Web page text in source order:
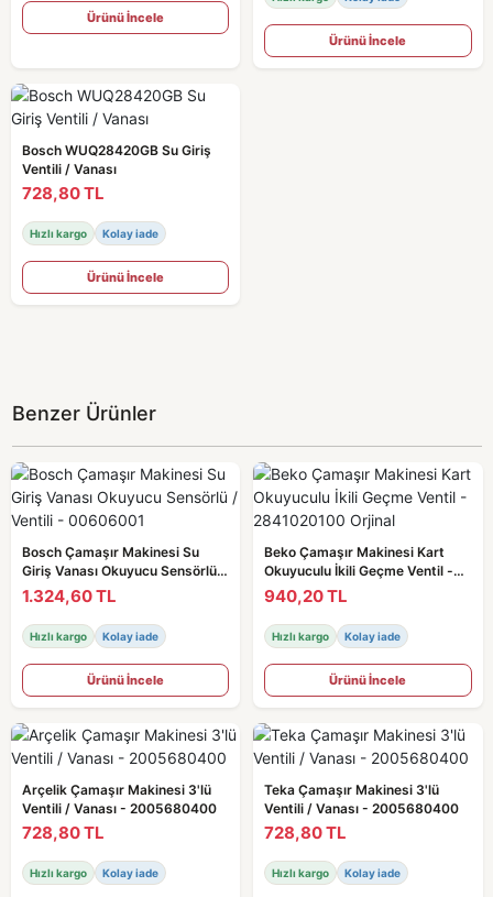
Ürünü İncele
Ürünü İncele
Bosch WUQ28420GB Su Giriş
Ventili / Vanası
728,80 TL
Hızlı kargo Kolay iade
Ürünü İncele
Benzer Ürünler
Bosch Çamaşır Makinesi Su
Giriş Vanası Okuyucu Sensörlü /
Ventili - 00606001
1.324,60 TL
Hızlı kargo Kolay iade
Ürünü İncele
Beko Çamaşır Makinesi Kart
Okuyuculu İkili Geçme Ventil -
2841020100 Orjinal
940,20 TL
Hızlı kargo Kolay iade
Ürünü İncele
Arçelik Çamaşır Makinesi 3'lü
Ventili / Vanası - 2005680400
728,80 TL
Hızlı kargo Kolay iade
Teka Çamaşır Makinesi 3'lü
Ventili / Vanası - 2005680400
728,80 TL
Hızlı kargo Kolay iade